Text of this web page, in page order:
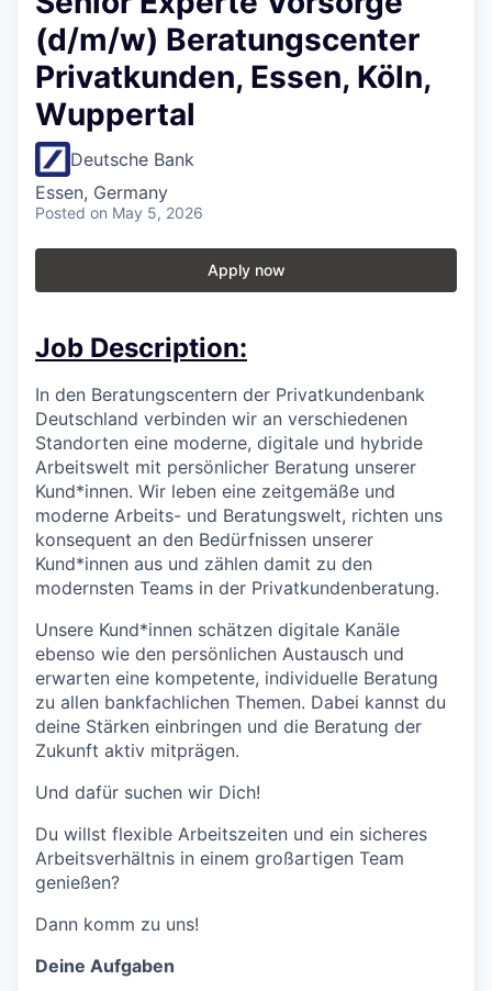
(d/m/w) Beratungscenter
Privatkunden, Essen, Köln,
Wuppertal
Deutsche Bank
Essen, Germany
Posted on May 5, 2026
Apply now
Job Description:
In den Beratungscentern der Privatkundenbank
Deutschland verbinden wir an verschiedenen
Standorten eine moderne, digitale und hybride
Arbeitswelt mit persönlicher Beratung unserer
Kund*innen. Wir leben eine zeitgemäße und
moderne Arbeits- und Beratungswelt, richten uns
konsequent an den Bedürfnissen unserer
Kund*innen aus und zählen damit zu den
modernsten Teams in der Privatkundenberatung.
Unsere Kund*innen schätzen digitale Kanäle
ebenso wie den persönlichen Austausch und
erwarten eine kompetente, individuelle Beratung
zu allen bankfachlichen Themen. Dabei kannst du
deine Stärken einbringen und die Beratung der
Zukunft aktiv mitprägen.
Und dafür suchen wir Dich!
Du willst flexible Arbeitszeiten und ein sicheres
Arbeitsverhältnis in einem großartigen Team
genießen?
Dann komm zu uns!
Deine Aufgaben